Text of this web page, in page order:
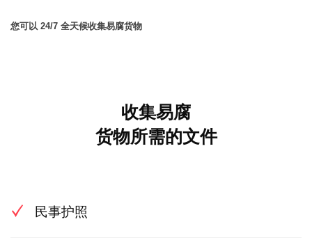
您可以 24/7 全天候收集易腐货物
收集易腐
货物所需的文件
民事护照